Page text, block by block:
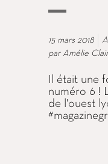
15 mars 2018
par Amélie
Il était une
numéro 6 !
de l'ouest